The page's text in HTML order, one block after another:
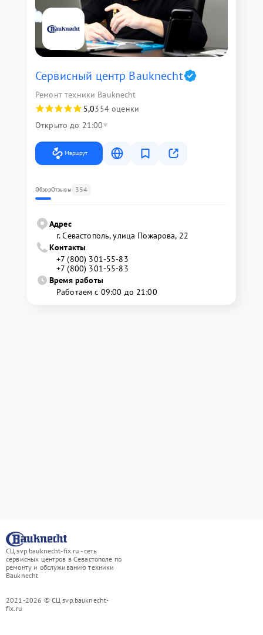
Сервисный центр Bauknecht
Ремонт техники Bauknecht
5,0354 оценки
Открыто до 21:00
Маршрут
ОбзорОтзывы 354
Адрес
г. Севастополь, улица Пожарова, 22
Контакты
+7 (800) 301-55-83
+7 (800) 301-55-83
Время работы
Работаем с 09:00 до 21:00
СЦ svp.bauknecht-fix.ru - сеть
сервисных центров в Севастополе по
ремонту и обслуживанию техники
Bauknecht
2021-2026 © СЦ svp.bauknecht-
fix.ru